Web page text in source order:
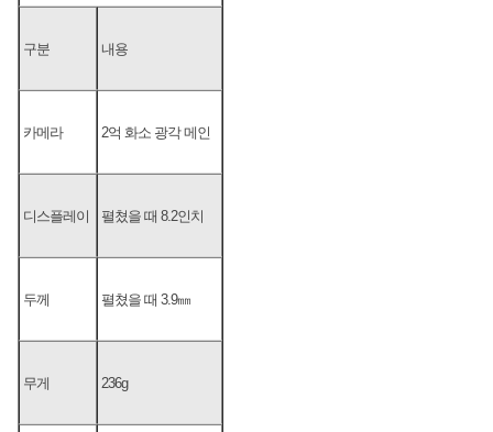
구분 내용
카메라 2억 화소 광각 메인
디스플레이 펼쳤을 때 8.2인치
두께 펼쳤을 때 3.9㎜
무게 236g